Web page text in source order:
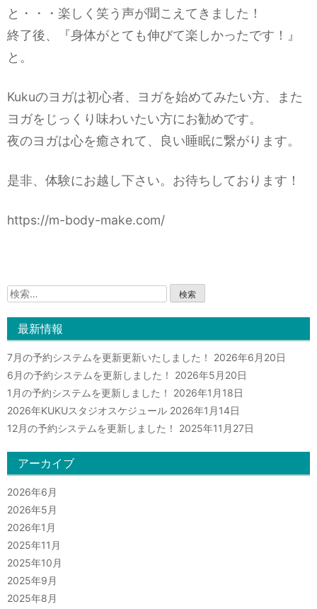
と・・・楽しく笑う声が聞こえてきました！
終了後、『身体がとても伸びて楽しかったです！』
と。
Kukuのヨガは初心者、ヨガを始めてみたい方、また
ヨガをじっくり味わいたい方にお勧めです。
夜のヨガは心を癒されて、良い睡眠に繋がります。
是非、体験にお越し下さい。お待ちしております！
https://m-body-make.com/
検
索:
最新情報
7月の予約システムを更新更新いたしました！
2026年6月20日
6月の予約システムを更新しました！
2026年5月20日
1月の予約システムを更新しました！
2026年1月18日
2026年KUKUスタジオスケジュール 2026年1月14日
12月の予約システムを更新しました！
2025年11月27日
アーカイブ
2026年6月
2026年5月
2026年1月
2025年11月
2025年10月
2025年9月
2025年8月